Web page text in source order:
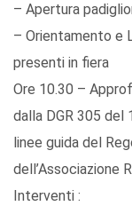
– Apertura
– Orientamento e
presenti in fiera
Ore 10.30 –
dalla DGR 305
linee guida del
dell’Associazione
Interventi :